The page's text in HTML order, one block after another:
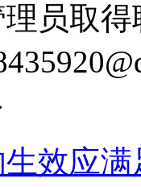
员取
效应